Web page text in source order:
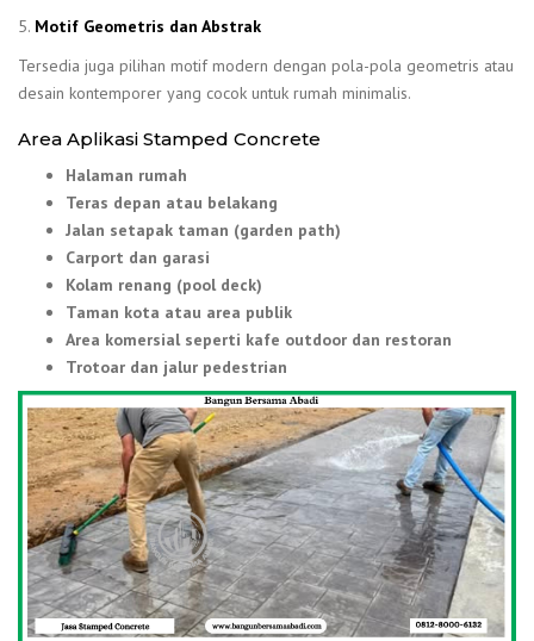
5. Motif Geometris dan Abstrak
Tersedia juga pilihan motif modern dengan pola-pola geometris atau
desain kontemporer yang cocok untuk rumah minimalis.
Area Aplikasi Stamped Concrete
Halaman rumah
Teras depan atau belakang
Jalan setapak taman (garden path)
Carport dan garasi
Kolam renang (pool deck)
Taman kota atau area publik
Area komersial seperti kafe outdoor dan restoran
Trotoar dan jalur pedestrian